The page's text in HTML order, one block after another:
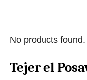
No products found.
Tejer el